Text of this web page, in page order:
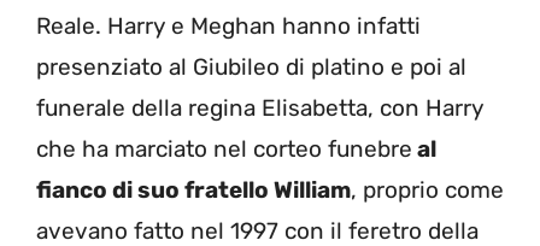
Reale. Harry e Meghan hanno infatti
presenziato al Giubileo di platino e poi al
funerale della regina Elisabetta, con Harry
che ha marciato nel corteo funebre al
fianco di suo fratello William, proprio come
avevano fatto nel 1997 con il feretro della